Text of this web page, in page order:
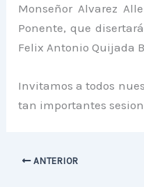
Monseñor Alvarez
Ponente, que
Felix Antonio Quijada
Invitamos a todos
tan importantes
ANTERIOR